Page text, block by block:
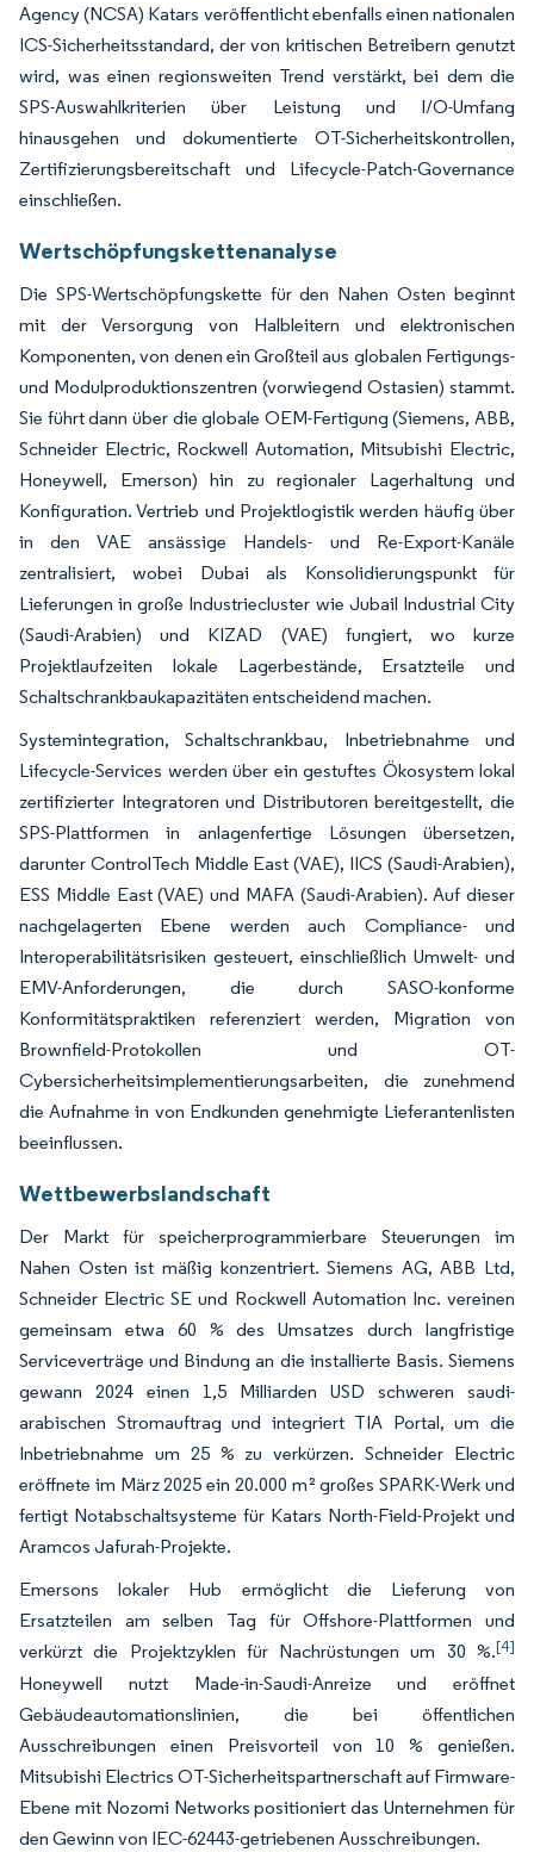
Agency (NCSA) Katars veröffentlicht ebenfalls einen nationalen
ICS-Sicherheitsstandard, der von kritischen Betreibern genutzt
wird, was einen regionsweiten Trend verstärkt, bei dem die
SPS-Auswahlkriterien über Leistung und I/O-Umfang
hinausgehen und dokumentierte OT-Sicherheitskontrollen,
Zertifizierungsbereitschaft und Lifecycle-Patch-Governance
einschließen.
Wertschöpfungskettenanalyse
Die SPS-Wertschöpfungskette für den Nahen Osten beginnt
mit der Versorgung von Halbleitern und elektronischen
Komponenten, von denen ein Großteil aus globalen Fertigungs-
und Modulproduktionszentren (vorwiegend Ostasien) stammt.
Sie führt dann über die globale OEM-Fertigung (Siemens, ABB,
Schneider Electric, Rockwell Automation, Mitsubishi Electric,
Honeywell, Emerson) hin zu regionaler Lagerhaltung und
Konfiguration. Vertrieb und Projektlogistik werden häufig über
in den VAE ansässige Handels- und Re-Export-Kanäle
zentralisiert, wobei Dubai als Konsolidierungspunkt für
Lieferungen in große Industriecluster wie Jubail Industrial City
(Saudi-Arabien) und KIZAD (VAE) fungiert, wo kurze
Projektlaufzeiten lokale Lagerbestände, Ersatzteile und
Schaltschrankbaukapazitäten entscheidend machen.
Systemintegration, Schaltschrankbau, Inbetriebnahme und
Lifecycle-Services werden über ein gestuftes Ökosystem lokal
zertifizierter Integratoren und Distributoren bereitgestellt, die
SPS-Plattformen in anlagenfertige Lösungen übersetzen,
darunter ControlTech Middle East (VAE), IICS (Saudi-Arabien),
ESS Middle East (VAE) und MAFA (Saudi-Arabien). Auf dieser
nachgelagerten Ebene werden auch Compliance- und
Interoperabilitätsrisiken gesteuert, einschließlich Umwelt- und
EMV-Anforderungen, die durch SASO-konforme
Konformitätspraktiken referenziert werden, Migration von
Brownfield-Protokollen und OT-
Cybersicherheitsimplementierungsarbeiten, die zunehmend
die Aufnahme in von Endkunden genehmigte Lieferantenlisten
beeinflussen.
Wettbewerbslandschaft
Der Markt für speicherprogrammierbare Steuerungen im
Nahen Osten ist mäßig konzentriert. Siemens AG, ABB Ltd,
Schneider Electric SE und Rockwell Automation Inc. vereinen
gemeinsam etwa 60 % des Umsatzes durch langfristige
Serviceverträge und Bindung an die installierte Basis. Siemens
gewann 2024 einen 1,5 Milliarden USD schweren saudi-
arabischen Stromauftrag und integriert TIA Portal, um die
Inbetriebnahme um 25 % zu verkürzen. Schneider Electric
eröffnete im März 2025 ein 20.000 m² großes SPARK-Werk und
fertigt Notabschaltsysteme für Katars North-Field-Projekt und
Aramcos Jafurah-Projekte.
Emersons lokaler Hub ermöglicht die Lieferung von
Ersatzteilen am selben Tag für Offshore-Plattformen und
verkürzt die Projektzyklen für Nachrüstungen um 30 %.[4]
Honeywell nutzt Made-in-Saudi-Anreize und eröffnet
Gebäudeautomationslinien, die bei öffentlichen
Ausschreibungen einen Preisvorteil von 10 % genießen.
Mitsubishi Electrics OT-Sicherheitspartnerschaft auf Firmware-
Ebene mit Nozomi Networks positioniert das Unternehmen für
den Gewinn von IEC-62443-getriebenen Ausschreibungen.